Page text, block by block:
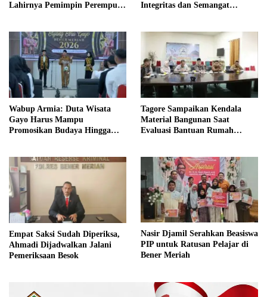
Lahirnya Pemimpin Perempuan
Integritas dan Semangat
Wabup Armia: Duta Wisata
Gayo Harus Mampu
Promosikan Budaya Hingga
Tagore Sampaikan Kendala
Material Bangunan Saat
Evaluasi Bantuan Rumah
Empat Saksi Sudah Diperiksa,
Ahmadi Dijadwalkan Jalani
Pemeriksaan Besok
Nasir Djamil Serahkan Beasiswa
PIP untuk Ratusan Pelajar di
Bener Meriah